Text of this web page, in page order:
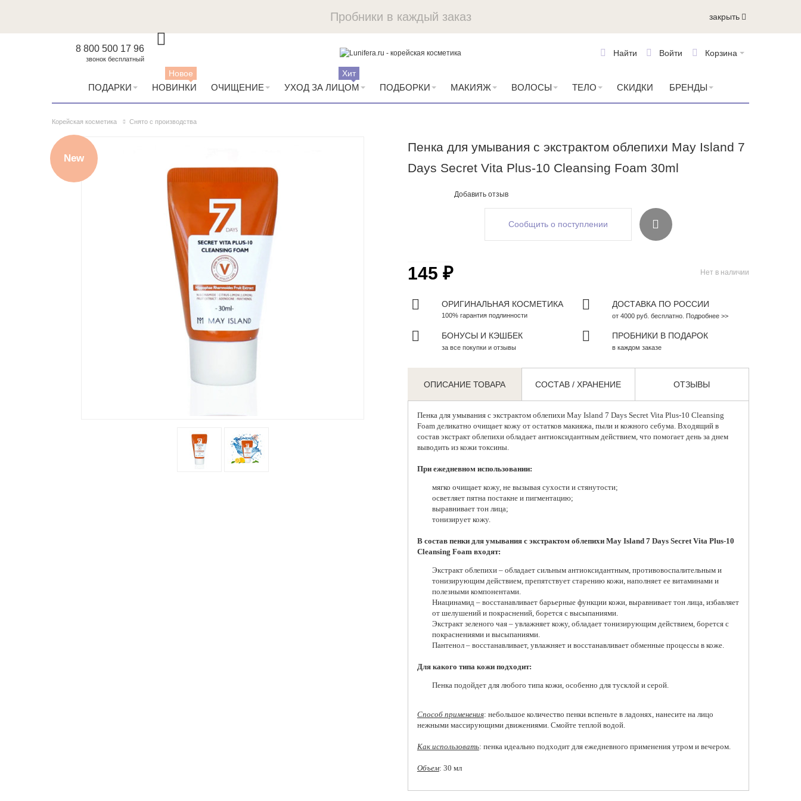
Пробники в каждый заказ закрыть
8 800 500 17 96
звонок бесплатный
Корзина
Войти
Найти
ПОДАРКИ НОВИНКИ
Новое
ОЧИЩЕНИЕ УХОД ЗА ЛИЦОМ
Хит
ПОДБОРКИ МАКИЯЖ ВОЛОСЫ ТЕЛО СКИДКИ БРЕНДЫ
Корейская косметика Снято с производства
Пенка для умывания с экстрактом облепихи May Island 7
Days Secret Vita Plus-10 Cleansing Foam 30ml
Добавить отзыв
New
Сообщить о поступлении
Нет в наличии
145 ₽
ОРИГИНАЛЬНАЯ КОСМЕТИКА
100% гарантия подлинности
ДОСТАВКА ПО РОССИИ
от 4000 руб. бесплатно. Подробнее >>
БОНУСЫ И КЭШБЕК
за все покупки и отзывы
ПРОБНИКИ В ПОДАРОК
в каждом заказе
ОПИСАНИЕ ТОВАРА СОСТАВ / ХРАНЕНИЕ ОТЗЫВЫ
Пенка для умывания с экстрактом облепихи May Island7 Days Secret Vita Plus-10 Cleansing
Foam деликатно очищает кожу от остатков макияжа, пыли и кожного себума. Входящий в
состав экстракт облепихи обладает антиоксидантным действием, что помогает день за днем
выводить из кожи токсины.
При ежедневном использовании:
мягко очищает кожу, не вызывая сухости и стянутости;
осветляет пятна постакне и пигментацию;
выравнивает тон лица;
тонизирует кожу.
В состав пенки для умывания с экстрактом облепихи May Island 7 Days Secret Vita Plus-10
Cleansing Foam входят:
Экстракт облепихи – обладает сильным антиоксидантным, противовоспалительным и
тонизирующим действием, препятствует старению кожи, наполняет ее витаминами и
полезными компонентами.
Ниацинамид – восстанавливает барьерные функции кожи, выравнивает тон лица, избавляет
от шелушений и покраснений, борется с высыпаниями.
Экстракт зеленого чая – увлажняет кожу, обладает тонизирующим действием, борется с
покраснениями и высыпаниями.
Пантенол – восстанавливает, увлажняет и восстанавливает обменные процессы в коже.
Для какого типа кожи подходит:
Пенка подойдет для любого типа кожи, особенно для тусклой и серой.
Способ применения: небольшое количество пенки вспеньте в ладонях, нанесите на лицо
нежными массирующими движениями. Смойте теплой водой.
Как использовать: пенка идеально подходит для ежедневного применения утром и вечером.
Объем: 30 мл